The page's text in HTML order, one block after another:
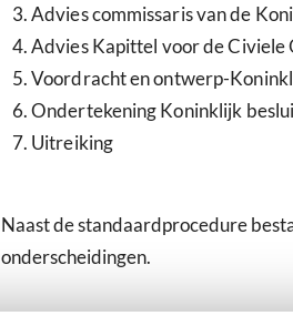
Advies commissaris van de
Advies Kapittel voor de Civiele
Voordracht en ontwerp-
Ondertekening Koninklijk
Uitreiking
Naast de standaardprocedure
onderscheidingen.